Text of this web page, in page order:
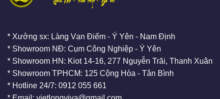
* Xưởng sx: Làng Vạn Điểm - Ý Yên - Nam Định
* Showroom NĐ: Cụm Công Nghiệp - Ý Yên
* Showroom HN: Kiot 14-16, 277 Nguyễn Trãi, Thanh Xuân
* Showroom TPHCM: 125 Cộng Hòa - Tân Bình
* Hotline 24/7: 0912 055 661